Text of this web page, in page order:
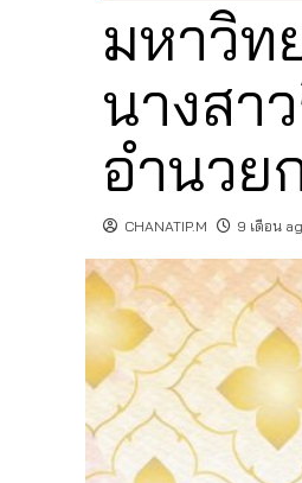
มหาวิท
นางสา
อำนวย
CHANATIP.M 9 เดือน